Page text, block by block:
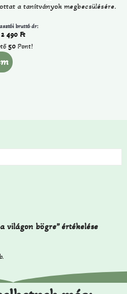
a tanítványok megbecsülésére.
bruttó ár:
2 490 Ft
50 Pont!
világon bögre” értékelése